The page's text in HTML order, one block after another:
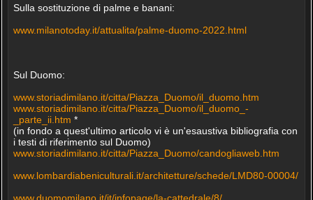
Sulla sostituzione di palme e banani:
www.milanotoday.it/attualita/palme-duomo-2022.html
Sul Duomo:
www.storiadimilano.it/citta/Piazza_Duomo/il_duomo.htm
www.storiadimilano.it/citta/Piazza_Duomo/il_duomo_-
_parte_ii.htm *
(in fondo a quest'ultimo articolo vi è un'esaustiva bibliografia con
i testi di riferimento sul Duomo)
www.storiadimilano.it/citta/Piazza_Duomo/candogliaweb.htm
www.lombardiabeniculturali.it/architetture/schede/LMD80-00004/